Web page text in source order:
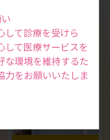
して診療を受けら
して医療サービスを
な環境を維持するた
力をお願いいたしま
もちろん、健康状態を
知りたい方も受けてい
ただける検査です。